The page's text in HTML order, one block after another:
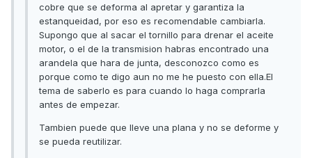
cobre que se deforma al apretar y garantiza la
estanqueidad, por eso es recomendable cambiarla.
Supongo que al sacar el tornillo para drenar el aceite
motor, o el de la transmision habras encontrado una
arandela que hara de junta, desconozco como es
porque como te digo aun no me he puesto con ella.El
tema de saberlo es para cuando lo haga comprarla
antes de empezar.
Tambien puede que lleve una plana y no se deforme y
se pueda reutilizar.